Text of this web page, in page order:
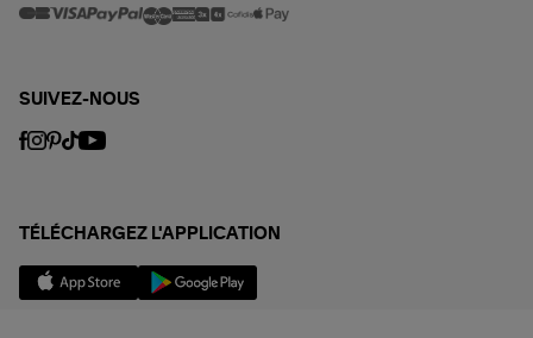
SUIVEZ-NOUS
TÉLÉCHARGEZ L'APPLICATION